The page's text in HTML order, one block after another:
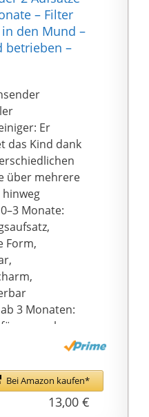
– Filter
den Mund –
betrieben –
Er
das Kind dank
über mehrere
Monate:
Form,
3 Monaten:
normale
die
ist an den
der
Bei Amazon kaufen*
13,00 €